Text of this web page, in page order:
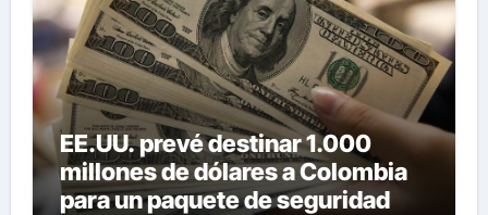
EE.UU. prevé destinar 1.000
millones de dólares a Colombia
para un paquete de seguridad